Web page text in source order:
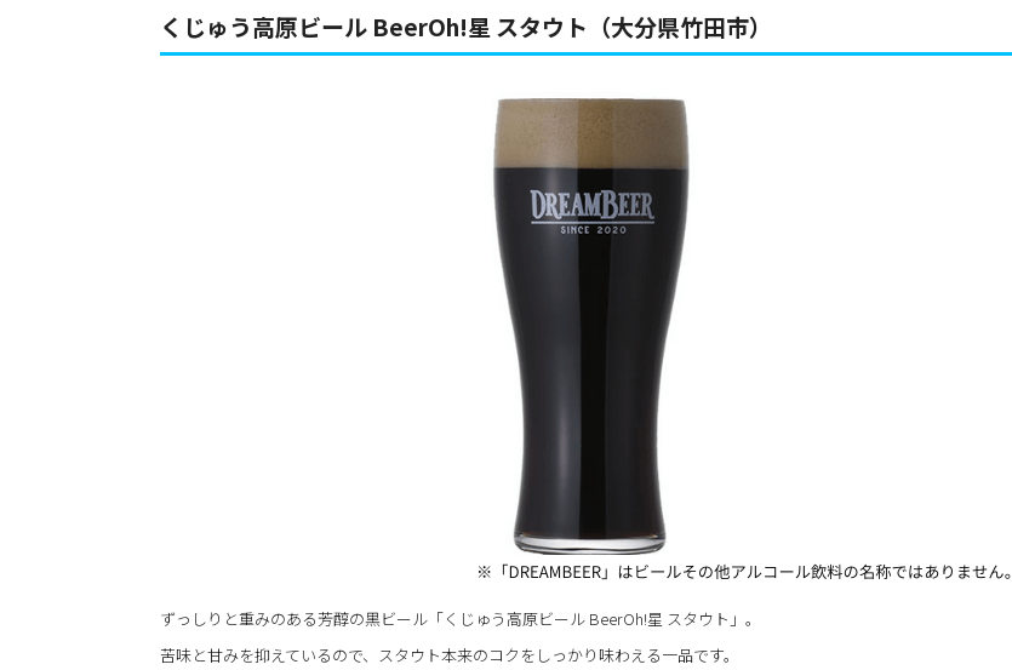
くじゅう高原ビール BeerOh!星 スタウト（大分県竹田市）
ずっしりと重みのある芳醇の黒ビール「くじゅう高原ビール BeerOh!星 スタウト」。
苦味と甘みを抑えているので、スタウト本来のコクをしっかり味わえる一品です。